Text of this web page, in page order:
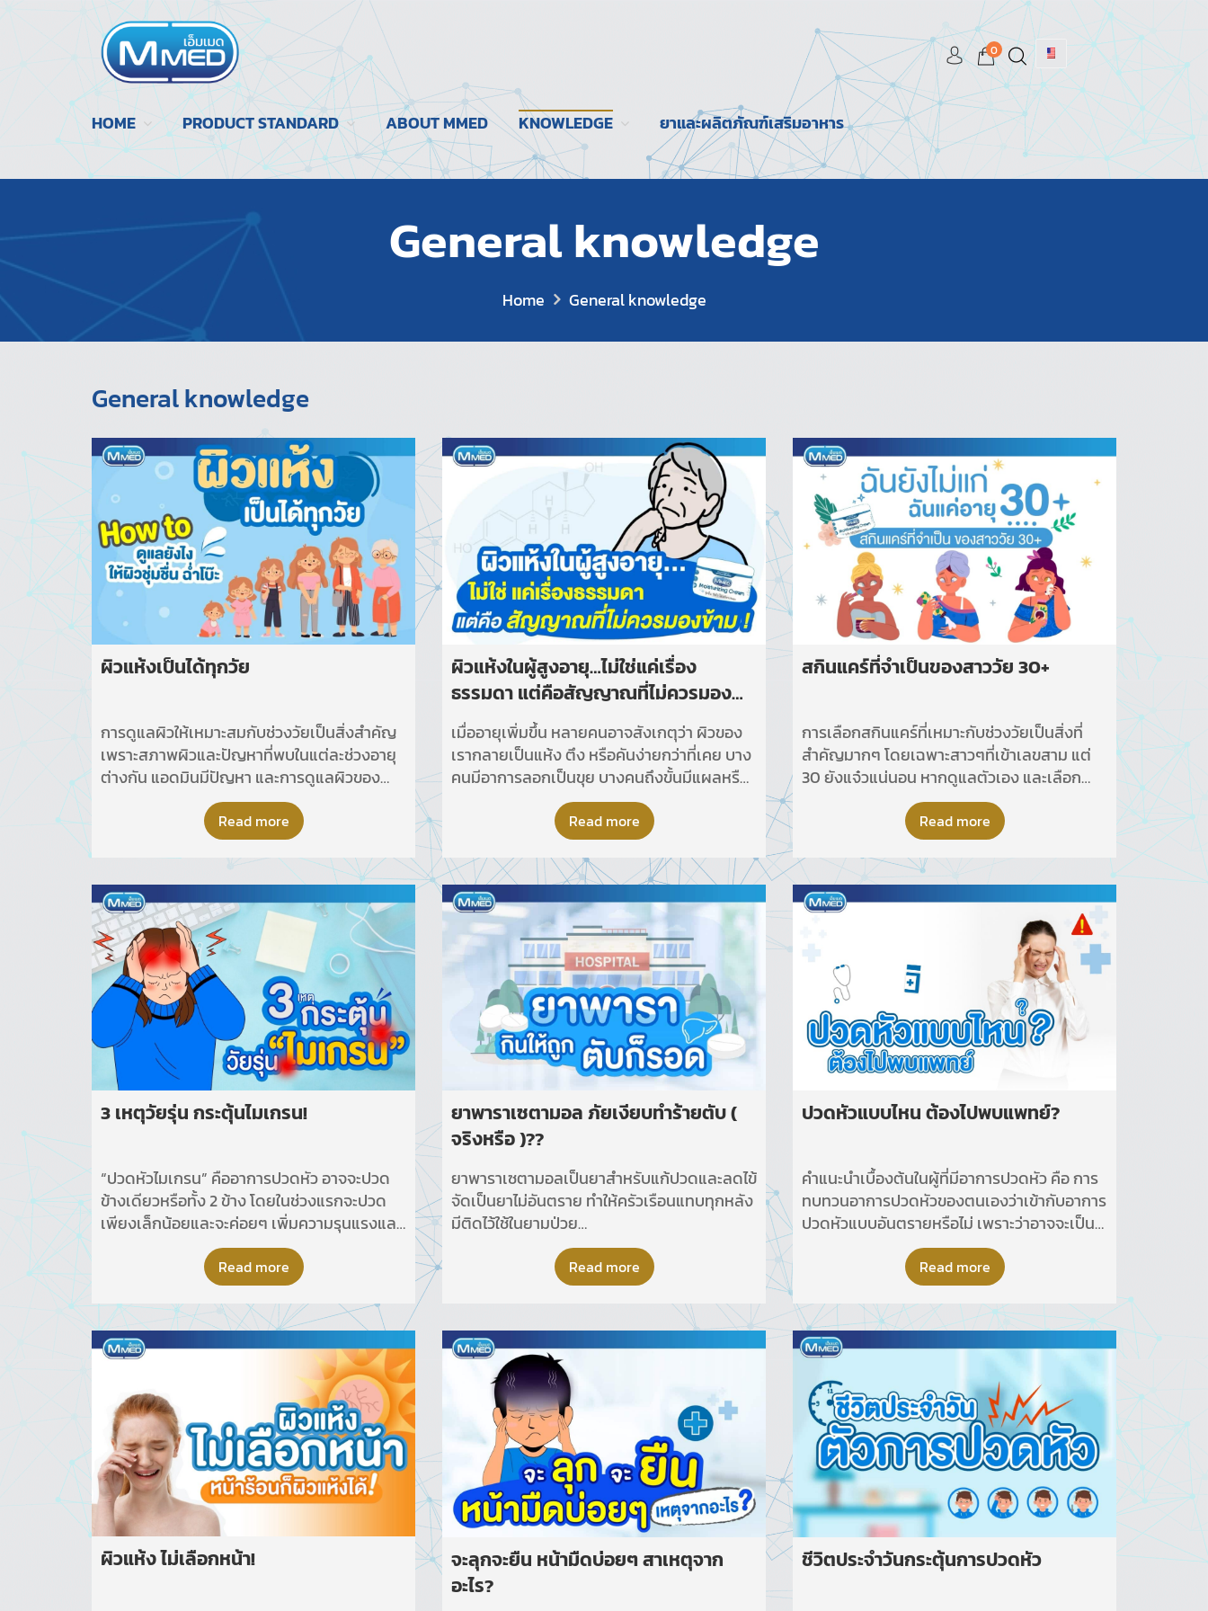
HOME PRODUCT STANDARD ABOUT MMED KNOWLEDGE ยาและผลิตภัณฑ์เสริมอาหาร
0
General knowledge
Home General knowledge
General knowledge
ผิวแห้งเป็นได้ทุกวัย
การดูแลผิวให้เหมาะสมกับช่วงวัยเป็นสิ่งสำคัญ
เพราะสภาพผิวและปัญหาที่พบในแต่ละช่วงอายุ
ต่างกัน แอดมินมีปัญหา และการดูแลผิวของ
แต่ละช่วงวัยมาฝากกันค่ะ หวังว่าจะเป็นประโยชน์
Read more
ผิวแห้งในผู้สูงอายุ…ไม่ใช่แค่เรื่อง
ธรรมดา แต่คือสัญญาณที่ไม่ควรมอง
ข้าม!
เมื่ออายุเพิ่มขึ้น หลายคนอาจสังเกตุว่า ผิวของ
เรากลายเป็นแห้ง ตึง หรือคันง่ายกว่าที่เคย บาง
คนมีอาการลอกเป็นขุย บางคนถึงขั้นมีแผลหรือ
รอยแตก ผิวแห้งในผู้สูงอายุไม่ใช่เพียงปัญหา
ด้านความงาม แต่ยังส่งผลต่อสุขภาพผิวโดย
รวม และคุณภาพชีวิตอย่างหลีกเลี่ยงไม่ได้
Read more
สกินแคร์ที่จำเป็นของสาววัย 30+
การเลือกสกินแคร์ที่เหมาะกับช่วงวัยเป็นสิ่งที่
สำคัญมากๆ โดยเฉพาะสาวๆที่เข้าเลขสาม แต่
30 ยังแจ๋วแน่นอน หากดูแลตัวเอง และเลือก
สกินแคร์ที่ เหมาะกับผิว วันนี้แอดมินมาแนะนำ
ทริคเล็กๆแต่ได้ผลลัพธ์ที่ดีมากฝากค่ะ
Read more
3 เหตุวัยรุ่น กระตุ้นไมเกรน!
“ปวดหัวไมเกรน” คืออาการปวดหัว อาจจะปวด
ข้างเดียวหรือทั้ง 2 ข้าง โดยในช่วงแรกจะปวด
เพียงเล็กน้อยและจะค่อยๆ เพิ่มความรุนแรงและ
ความถี่ขึ้น ซึ่งผู้ป่วยบางรายอาจมีอาการอื่นร่วม
ด้วย ไม่ว่าจะเป็นคลื่นไส้ อาเจียน เวียนศีรษะ อ่อน
Read more
ยาพาราเซตามอล ภัยเงียบทำร้ายตับ (
จริงหรือ )??
ยาพาราเซตามอลเป็นยาสำหรับแก้ปวดและลดไข้
จัดเป็นยาไม่อันตราย ทำให้ครัวเรือนแทบทุกหลัง
มีติดไว้ใช้ในยามป่วย
จนกระทั่งพบว่ามีการใช้ยาพาราเซตามอลที่มาก
เกินไปและทำให้เป็นพิษต่อตับได้
Read more
ปวดหัวแบบไหน ต้องไปพบแพทย์?
คำแนะนำเบื้องต้นในผู้ที่มีอาการปวดหัว คือ การ
ทบทวนอาการปวดหัวของตนเองว่าเข้ากับอาการ
ปวดหัวแบบอันตรายหรือไม่ เพราะว่าอาจจะเป็น
อาการนำก่อนที่จะเป็นโรคทางสมองได้
โดยอาการปวดหัวอันตรายที่ต้องมาพบแพทย์
Read more
ผิวแห้ง ไม่เลือกหน้า!
จะลุกจะยืน หน้ามืดบ่อยๆ สาเหตุจาก
อะไร?
ชีวิตประจำวันกระตุ้นการปวดหัว